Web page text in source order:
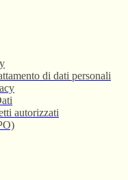
di dati personali
autorizzati